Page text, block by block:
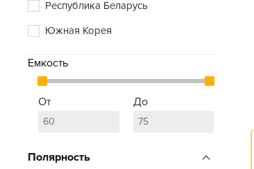
Республика Беларусь
Южная Корея
Емкость
От До
Полярность